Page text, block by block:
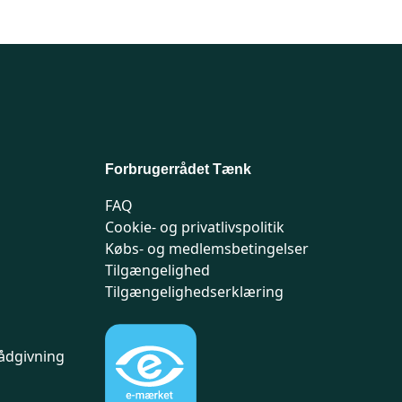
Forbrugerrådet Tænk
FAQ
Cookie- og privatlivspolitik
Købs- og medlemsbetingelser
Tilgængelighed
Tilgængelighedserklæring